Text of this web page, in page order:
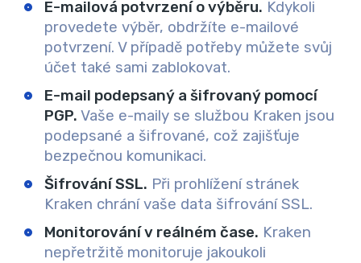
E-mailová potvrzení o výběru. Kdykoli
provedete výběr, obdržíte e-mailové
potvrzení. V případě potřeby můžete svůj
účet také sami zablokovat.
E-mail podepsaný a šifrovaný pomocí
PGP. Vaše e-maily se službou Kraken jsou
podepsané a šifrované, což zajišťuje
bezpečnou komunikaci.
Šifrování SSL. Při prohlížení stránek
Kraken chrání vaše data šifrování SSL.
Monitorování v reálném čase. Kraken
nepřetržitě monitoruje jakoukoli